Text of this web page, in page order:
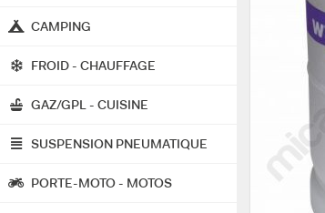
CAMPING
FROID - CHAUFFAGE
GAZ/GPL - CUISINE
SUSPENSION PNEUMATIQUE
PORTE-MOTO - MOTOS